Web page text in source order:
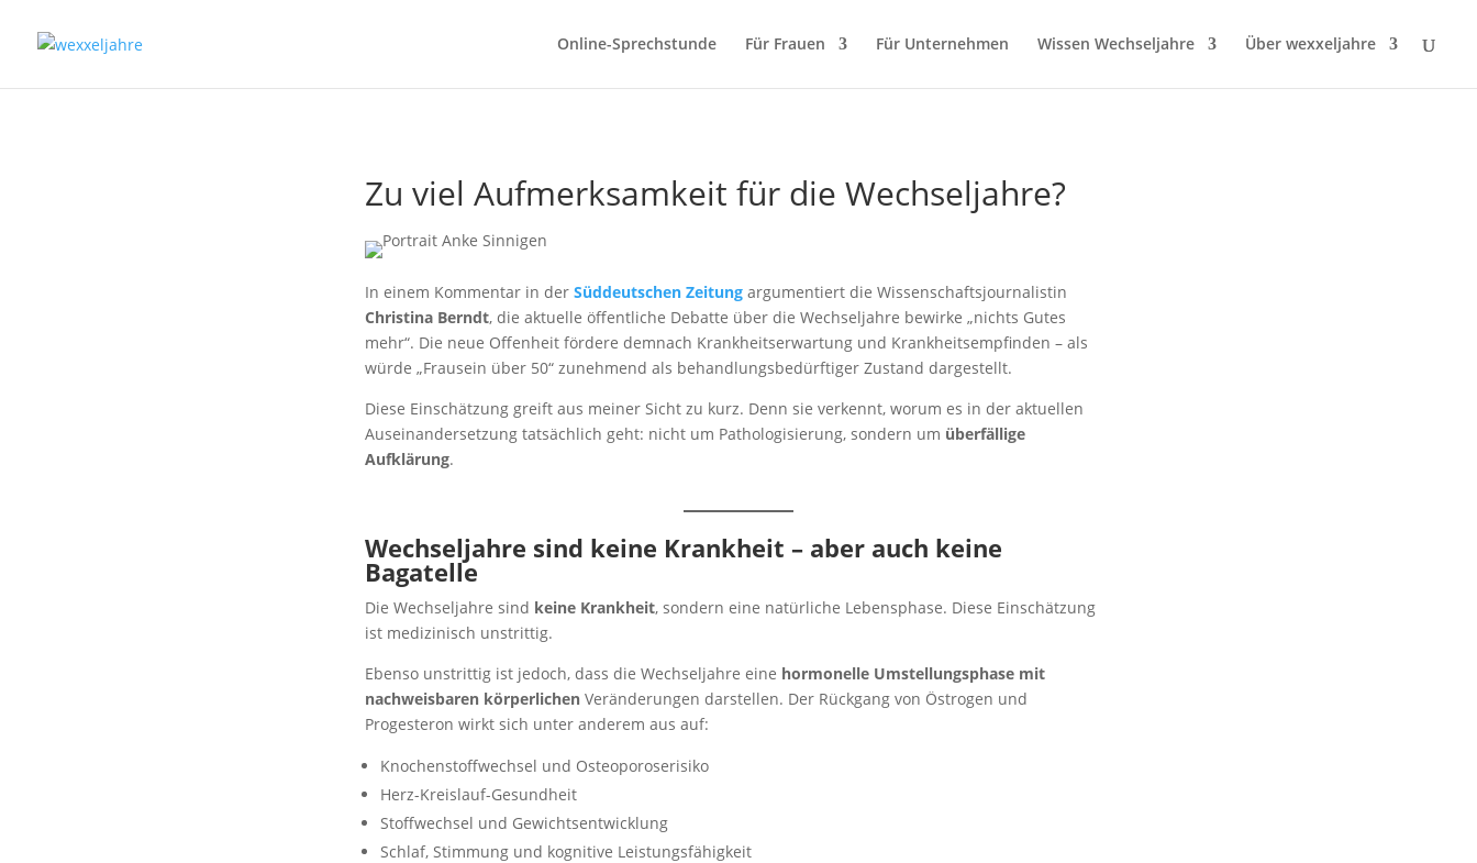
Online-Sprechstunde Für Frauen Für Unternehmen Wissen Wechseljahre Über wexxeljahre
Zu viel Aufmerksamkeit für die Wechseljahre?
In einem Kommentar in der Süddeutschen Zeitung argumentiert die Wissenschaftsjournalistin
Christina Berndt, die aktuelle öffentliche Debatte über die Wechseljahre bewirke „nichts Gutes
mehr“. Die neue Offenheit fördere demnach Krankheitserwartung und Krankheitsempfinden – als
würde „Frausein über 50“ zunehmend als behandlungsbedürftiger Zustand dargestellt.
Diese Einschätzung greift aus meiner Sicht zu kurz. Denn sie verkennt, worum es in der aktuellen
Auseinandersetzung tatsächlich geht: nicht um Pathologisierung, sondern um überfällige
Aufklärung.
Wechseljahre sind keine Krankheit – aber auch keine
Bagatelle
Die Wechseljahre sind keine Krankheit, sondern eine natürliche Lebensphase. Diese Einschätzung
ist medizinisch unstrittig.
Ebenso unstrittig ist jedoch, dass die Wechseljahre eine hormonelle Umstellungsphase mit
nachweisbaren körperlichen Veränderungen darstellen. Der Rückgang von Östrogen und
Progesteron wirkt sich unter anderem aus auf:
Knochenstoffwechsel und Osteoporoserisiko
Herz-Kreislauf-Gesundheit
Stoffwechsel und Gewichtsentwicklung
Schlaf, Stimmung und kognitive Leistungsfähigkeit